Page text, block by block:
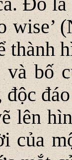
wise’
thành
và bố
độc
lên
của